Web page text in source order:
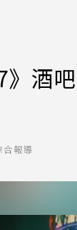
》酒
合報導